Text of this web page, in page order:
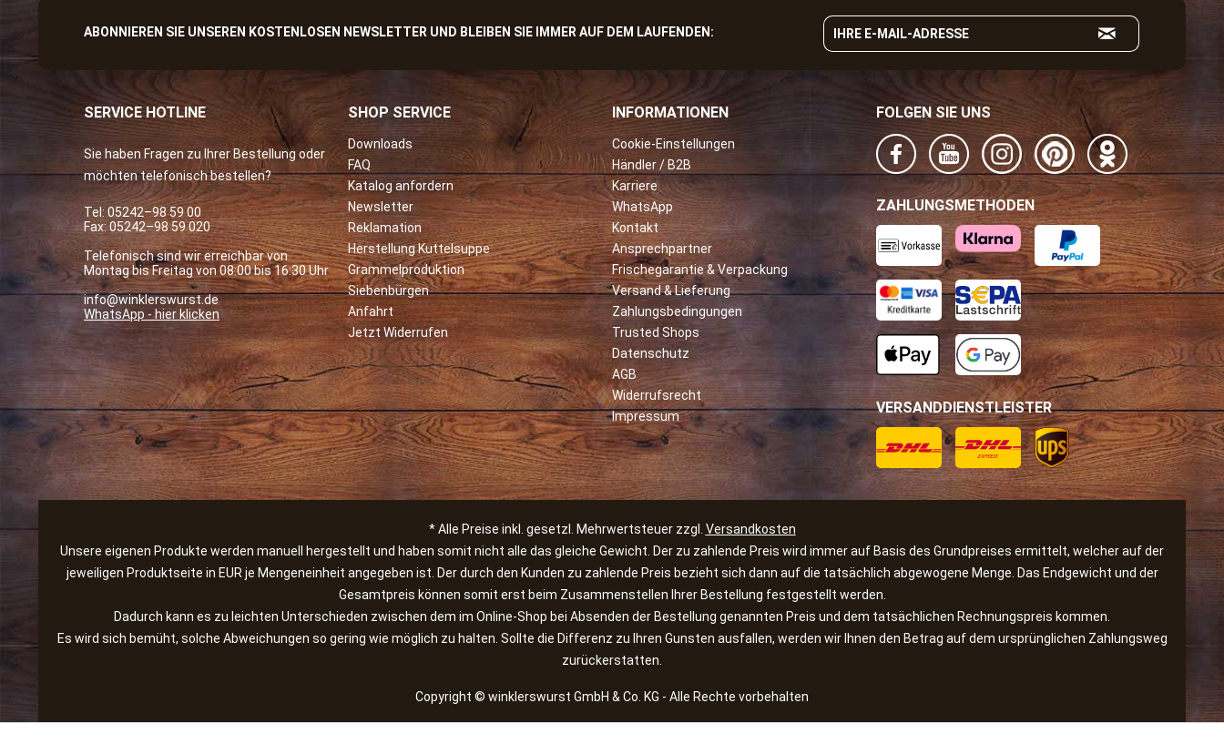
ABONNIEREN SIE UNSEREN KOSTENLOSEN NEWSLETTER UND BLEIBEN SIE IMMER AUF DEM LAUFENDEN:
SERVICE HOTLINE
Sie haben Fragen zu Ihrer Bestellung oder
möchten telefonisch bestellen?
Tel: 05242–98 59 00
Fax: 05242–98 59 020
Telefonisch sind wir erreichbar von
Montag bis Freitag von 08:00 bis 16:30 Uhr
info@winklerswurst.de
WhatsApp - hier klicken
SHOP SERVICE
Downloads
FAQ
Katalog anfordern
Newsletter
Reklamation
Herstellung Kuttelsuppe
Grammelproduktion
Siebenbürgen
Anfahrt
Jetzt Widerrufen
INFORMATIONEN
Cookie-Einstellungen
Händler / B2B
Karriere
WhatsApp
Kontakt
Ansprechpartner
Frischegarantie & Verpackung
Versand & Lieferung
Zahlungsbedingungen
Trusted Shops
Datenschutz
AGB
Widerrufsrecht
Impressum
FOLGEN SIE UNS
ZAHLUNGSMETHODEN
VERSANDDIENSTLEISTER
* Alle Preise inkl. gesetzl. Mehrwertsteuer zzgl. Versandkosten
Unsere eigenen Produkte werden manuell hergestellt und haben somit nicht alle das gleiche Gewicht. Der zu zahlende Preis wird immer auf Basis des Grundpreises ermittelt, welcher auf der
jeweiligen Produktseite in EUR je Mengeneinheit angegeben ist. Der durch den Kunden zu zahlende Preis bezieht sich dann auf die tatsächlich abgewogene Menge. Das Endgewicht und der
Gesamtpreis können somit erst beim Zusammenstellen Ihrer Bestellung festgestellt werden.
Dadurch kann es zu leichten Unterschieden zwischen dem im Online-Shop bei Absenden der Bestellung genannten Preis und dem tatsächlichen Rechnungspreis kommen.
Es wird sich bemüht, solche Abweichungen so gering wie möglich zu halten. Sollte die Differenz zu Ihren Gunsten ausfallen, werden wir Ihnen den Betrag auf dem ursprünglichen Zahlungsweg
zurückerstatten.
Copyright © winklerswurst GmbH & Co. KG - Alle Rechte vorbehalten